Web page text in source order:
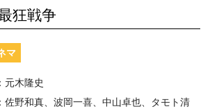
狂戦争
マ
元木隆史
佐野和真、波岡一喜、中山卓也、タモト清